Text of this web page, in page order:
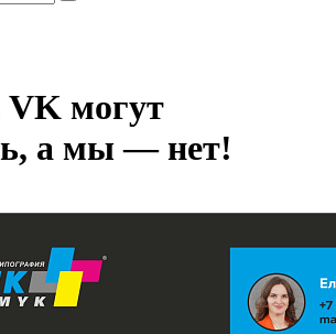
VK могут
а мы — нет!